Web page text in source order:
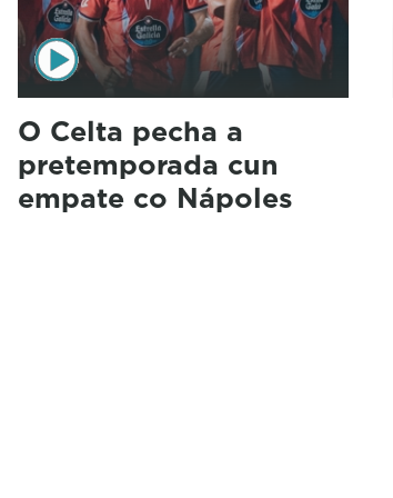
O Celta pecha a
pretemporada cun
empate co Nápoles